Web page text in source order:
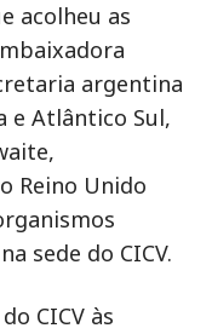
acolheu as
argentina
e Atlântico Sul,
Reino Unido
sede do CICV.
CICV às